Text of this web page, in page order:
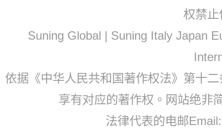
权禁
Suning Global | Suning Italy Japan
依据《中华人民共和国著作权法》第十
享有对应的著作权。网站绝非
法律代表的电邮